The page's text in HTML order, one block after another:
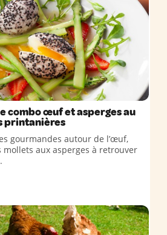
combo œuf et asperges au
printanières
gourmandes autour de l’œuf,
aux asperges à retrouver